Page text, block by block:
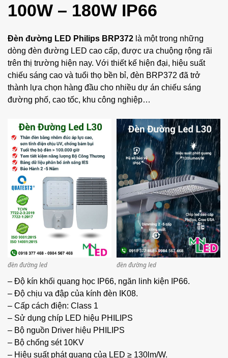
100W – 180W IP66
Đèn đường LED Philips BRP372 là một trong những
dòng đèn đường LED cao cấp, được ưa chuộng rộng rãi
trên thị trường hiện nay. Với thiết kế hiện đại, hiệu suất
chiếu sáng cao và tuổi thọ bền bỉ, đèn BRP372 đã trở
thành lựa chọn hàng đầu cho nhiều dự án chiếu sáng
đường phố, cao tốc, khu công nghiệp…
đèn đường led
đèn đường led
– Độ kín khối quang học IP66, ngăn linh kiện IP66.
– Độ chịu va đập của kính đèn IK08.
– Cấp cách điện: Class 1
– Sử dụng chíp LED hiệu PHILIPS
– Bộ nguồn Driver hiệu PHILIPS
– Bộ chống sét 10KV
– Hiệu suất phát quang của LED ≥ 130lm/W.